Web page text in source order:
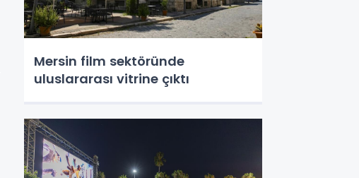
Mersin film sektöründe
uluslararası vitrine çıktı